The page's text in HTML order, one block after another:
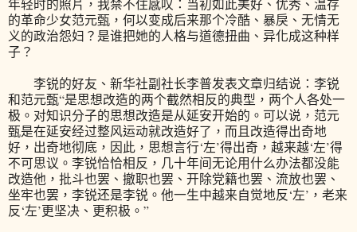
年轻时的照片，我禁不住感叹：当初如此美好、优秀、温存
的革命少女范元甄，何以变成后来那个冷酷、暴戾、无情无
义的政治怨妇？是谁把她的人格与道德扭曲、异化成这种样
子？
李锐的好友、新华社副社长李普发表文章归结说：李锐
和范元甄“是思想改造的两个截然相反的典型，两个人各处一
极。对知识分子的思想改造是从延安开始的。可以说，范元
甄是在延安经过整风运动就改造好了，而且改造得出奇地
好，出奇地彻底，因此，思想言行‘左’得出奇，越来越‘左’得
不可思议。李锐恰恰相反，几十年间无论用什么办法都没能
改造他，批斗也罢、撤职也罢、开除党籍也罢、流放也罢、
坐牢也罢，李锐还是李锐。他一生中越来自觉地反‘左’，老来
反‘左’更坚决、更积极。”